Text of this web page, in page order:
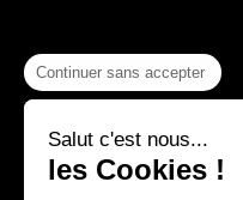
Continuer sans accepter
Salut c'est nous...
les Cookies !